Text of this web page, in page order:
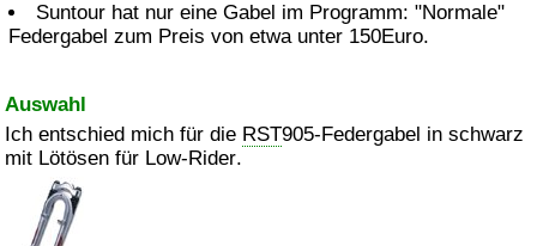
Suntourhat nur eine Gabel im Programm: "Normale"
Federgabel zum Preis von etwa unter 150Euro.
Auswahl
Ich entschied mich für die RST905-Federgabel in schwarz
mit Lötösen für Low-Rider.